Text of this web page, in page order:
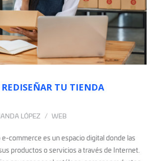
REDISEÑAR TU TIENDA
LÓPEZ WEB
e-commerce es un espacio digital donde las
productos o servicios a través de Internet.